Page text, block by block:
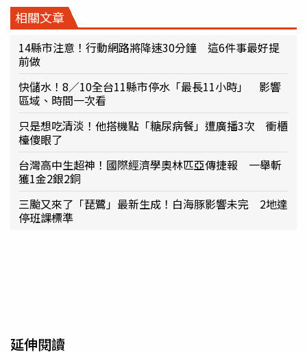
相關文章
14縣市注意！行動網路將降速30分鐘 這6件事最好提
前做
快儲水！8／10全台11縣市停水「最長11小時」 影響
區域、時間一次看
只是想吃清淡！他搭機點「糖尿病餐」遭廣播3次 衝櫃
檯傻眼了
台灣高中生超神！國際經濟學奧林匹亞傳捷報 一舉斬
獲1金2銀2銅
三颱又來了「琵鷺」最新生成！白海豚影響未完 2地達
停班課標準
延伸閱讀